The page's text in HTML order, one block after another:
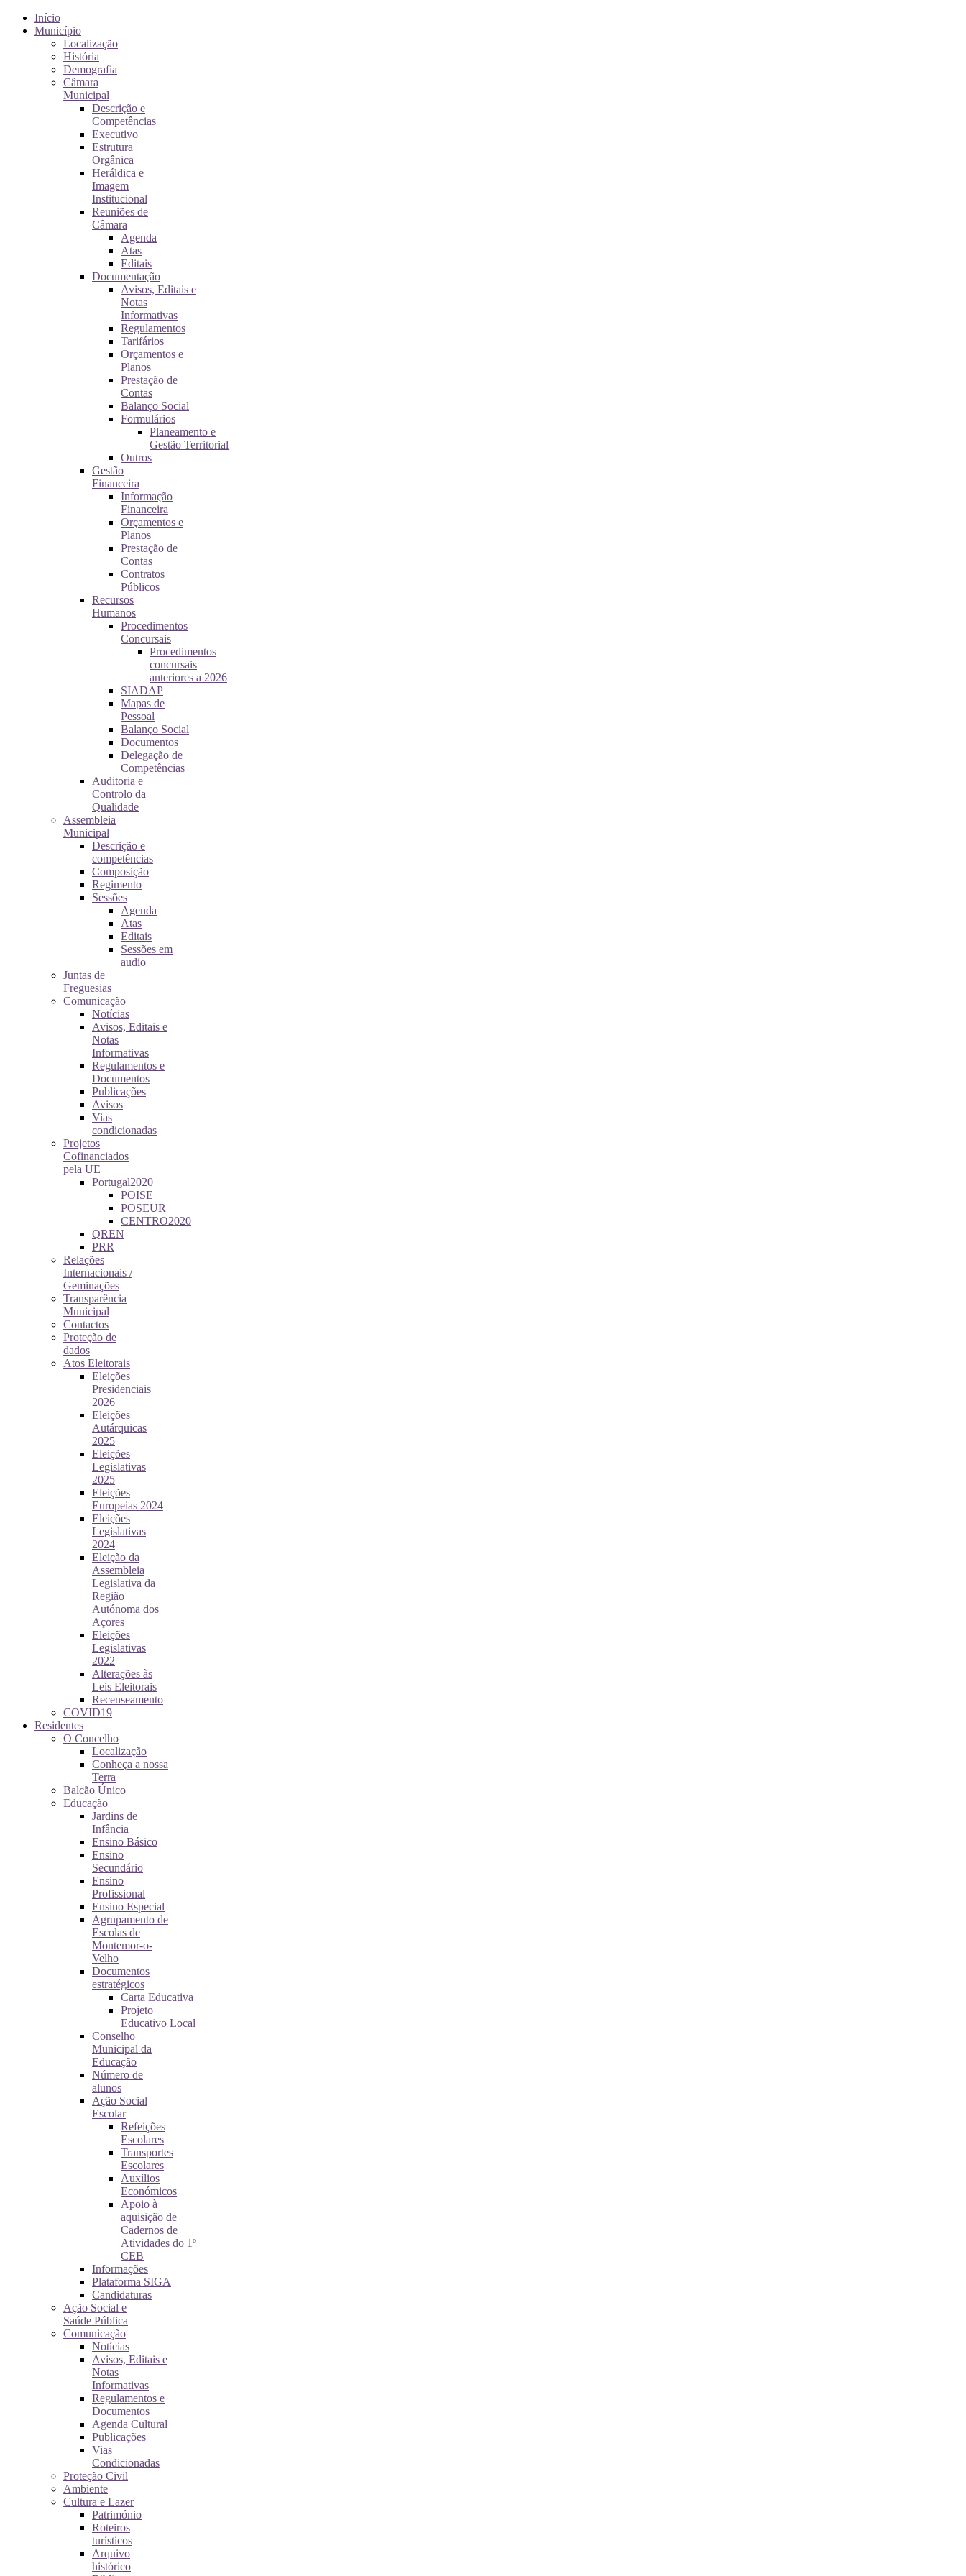
Início
Município
Localização
História
Demografia
Câmara
Municipal
Descrição e
Competências
Executivo
Estrutura
Orgânica
Heráldica e
Imagem
Institucional
Reuniões de
Câmara
Agenda
Atas
Editais
Documentação
Avisos, Editais e
Notas
Informativas
Regulamentos
Tarifários
Orçamentos e
Planos
Prestação de
Contas
Balanço Social
Formulários
Planeamento e
Gestão Territorial
Outros
Gestão
Financeira
Informação
Financeira
Orçamentos e
Planos
Prestação de
Contas
Contratos
Públicos
Recursos
Humanos
Procedimentos
Concursais
Procedimentos
concursais
anteriores a 2026
SIADAP
Mapas de
Pessoal
Balanço Social
Documentos
Delegação de
Competências
Auditoria e
Controlo da
Qualidade
Assembleia
Municipal
Descrição e
competências
Composição
Regimento
Sessões
Agenda
Atas
Editais
Sessões em
audio
Juntas de
Freguesias
Comunicação
Notícias
Avisos, Editais e
Notas
Informativas
Regulamentos e
Documentos
Publicações
Avisos
Vias
condicionadas
Projetos
Cofinanciados
pela UE
Portugal2020
POISE
POSEUR
CENTRO2020
QREN
PRR
Relações
Internacionais /
Geminações
Transparência
Municipal
Contactos
Proteção de
dados
Atos Eleitorais
Eleições
Presidenciais
2026
Eleições
Autárquicas
2025
Eleições
Legislativas
2025
Eleições
Europeias 2024
Eleições
Legislativas
2024
Eleição da
Assembleia
Legislativa da
Região
Autónoma dos
Açores
Eleições
Legislativas
2022
Alterações às
Leis Eleitorais
Recenseamento
COVID19
Residentes
O Concelho
Localização
Conheça a nossa
Terra
Balcão Único
Educação
Jardins de
Infância
Ensino Básico
Ensino
Secundário
Ensino
Profissional
Ensino Especial
Agrupamento de
Escolas de
Montemor-o-
Velho
Documentos
estratégicos
Carta Educativa
Projeto
Educativo Local
Conselho
Municipal da
Educação
Número de
alunos
Ação Social
Escolar
Refeições
Escolares
Transportes
Escolares
Auxílios
Económicos
Apoio à
aquisição de
Cadernos de
Atividades do 1º
CEB
Informações
Plataforma SIGA
Candidaturas
Ação Social e
Saúde Pública
Comunicação
Notícias
Avisos, Editais e
Notas
Informativas
Regulamentos e
Documentos
Agenda Cultural
Publicações
Vias
Condicionadas
Proteção Civil
Ambiente
Cultura e Lazer
Património
Roteiros
turísticos
Arquivo
histórico